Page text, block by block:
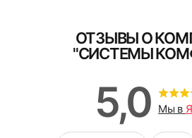
ОТЗЫВЫ О
"СИСТЕМЫ
5,0 Мы в Я